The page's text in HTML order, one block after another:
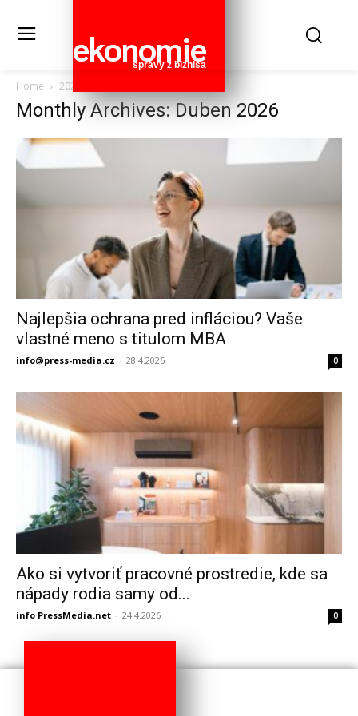
ekonomie
správy z biznisa
Home 2026
Monthly Archives: Duben 2026
Najlepšia ochrana pred infláciou? Vaše
vlastné meno s titulom MBA
info@press-media.cz - 28.4.2026 0
Ako si vytvoriť pracovné prostredie, kde sa
nápady rodia samy od...
info PressMedia.net - 24.4.2026 0